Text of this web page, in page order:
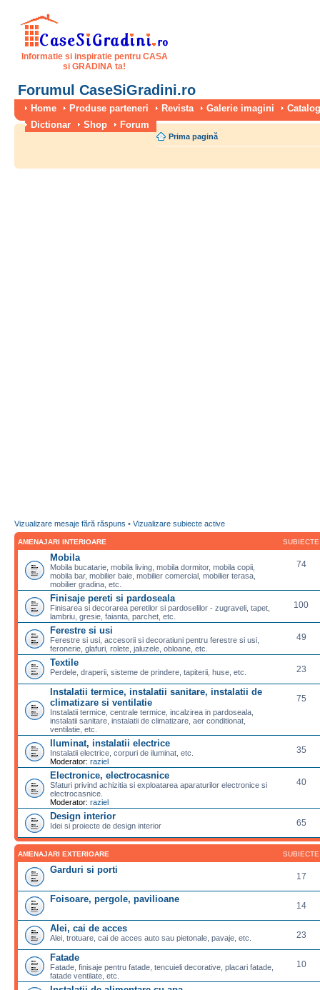
Informatie si inspiratie pentru CASA
si GRADINA ta!
Forumul CaseSiGradini.ro
Home Produse parteneri Revista Galerie imagini
Dictionar
Shop Forum
Prima pagină
Vizualizare mesaje fără răspuns • Vizualizare subiecte active
AMENAJARI INTERIOARE SUBIECTE
Mobila
Mobila bucatarie, mobila living, mobila dormitor, mobila copii,
mobila bar, mobilier baie, mobilier comercial, mobilier terasa,
mobilier gradina, etc.
74
Finisaje pereti si pardoseala
Finisarea si decorarea peretilor si pardoselilor - zugraveli, tapet,
lambriu, gresie, faianta, parchet, etc.
100
Ferestre si usi
Ferestre si usi, accesorii si decoratiuni pentru ferestre si usi,
feronerie, glafuri, rolete, jaluzele, obloane, etc.
49
Textile
Perdele, draperii, sisteme de prindere, tapiterii, huse, etc. 23
Instalatii termice, instalatii sanitare, instalatii de
climatizare si ventilatie
Instalatii termice, centrale termice, incalzirea in pardoseala,
instalatii sanitare, instalatii de climatizare, aer conditionat,
ventilatie, etc.
75
Iluminat, instalatii electrice
Instalatii electrice, corpuri de iluminat, etc.
Moderator: raziel
35
Electronice, electrocasnice
Sfaturi privind achizitia si exploatarea aparaturilor electronice si
electrocasnice.
Moderator: raziel
40
Design interior
Idei si proiecte de design interior 65
AMENAJARI EXTERIOARE SUBIECTE
Garduri si porti
17
Foisoare, pergole, pavilioane
14
Alei, cai de acces
Alei, trotuare, cai de acces auto sau pietonale, pavaje, etc. 23
Fatade
Fatade, finisaje pentru fatade, tencuieli decorative, placari fatade,
fatade ventilate, etc.
10